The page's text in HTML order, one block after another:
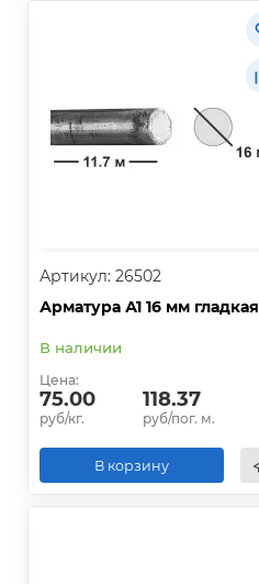
Артикул: 26502
Арматура А1 16 мм гладкая
В наличии
Цена:
75.00
руб/кг.
118.37
руб/пог. м.
В корзину